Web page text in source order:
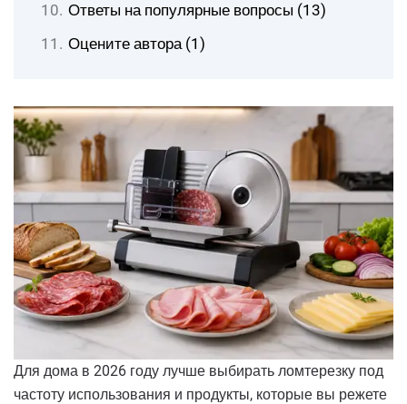
Ответы на популярные вопросы (13)
Оцените автора (1)
Для дома в 2026 году лучше выбирать ломтерезку под
частоту использования и продукты, которые вы режете